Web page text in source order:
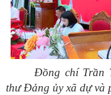
Đồng chí Trần
thư Đảng ủy xã dự và